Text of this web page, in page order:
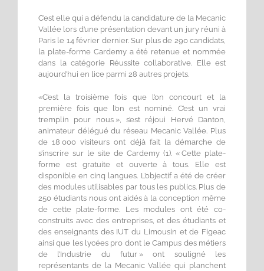
C’est elle qui a défendu la candidature de la Mecanic
Vallée lors d’une présentation devant un jury réuni à
Paris le 14 février dernier. Sur plus de 290 candidats,
la plate-forme Cardemy a été retenue et nommée
dans la catégorie Réussite collaborative. Elle est
aujourd’hui en lice parmi 28 autres projets.
«C’est la troisième fois que l’on concourt et la
première fois que l’on est nominé. C’est un vrai
tremplin pour nous », s’est réjoui Hervé Danton,
animateur délégué du réseau Mecanic Vallée. Plus
de 18 000 visiteurs ont déjà fait la démarche de
s’inscrire sur le site de Cardemy (1). « Cette plate-
forme est gratuite et ouverte à tous. Elle est
disponible en cinq langues. L’objectif a été de créer
des modules utilisables par tous les publics. Plus de
250 étudiants nous ont aidés à la conception même
de cette plate-forme. Les modules ont été co-
construits avec des entreprises, et des étudiants et
des enseignants des IUT du Limousin et de Figeac
ainsi que les lycées pro dont le Campus des métiers
de l’Industrie du futur » ont souligné les
représentants de la Mecanic Vallée qui planchent